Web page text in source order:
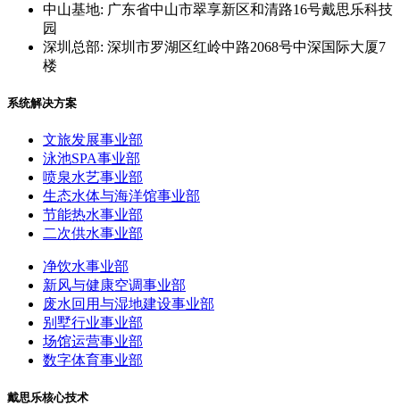
中山基地: 广东省中山市翠享新区和清路16号戴思乐科技
园
深圳总部: 深圳市罗湖区红岭中路2068号中深国际大厦7
楼
系统解决方案
文旅发展事业部
泳池SPA事业部
喷泉水艺事业部
生态水体与海洋馆事业部
节能热水事业部
二次供水事业部
净饮水事业部
新风与健康空调事业部
废水回用与湿地建设事业部
别墅行业事业部
场馆运营事业部
数字体育事业部
戴思乐核心技术